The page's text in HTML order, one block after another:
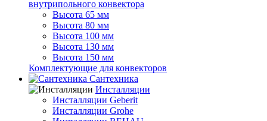
внутрипольного конвектора
Высота 65 мм
Высота 80 мм
Высота 100 мм
Высота 130 мм
Высота 150 мм
Комплектующие для конвекторов
Сантехника
Инсталляции
Инсталляции Geberit
Инсталляции Grohe